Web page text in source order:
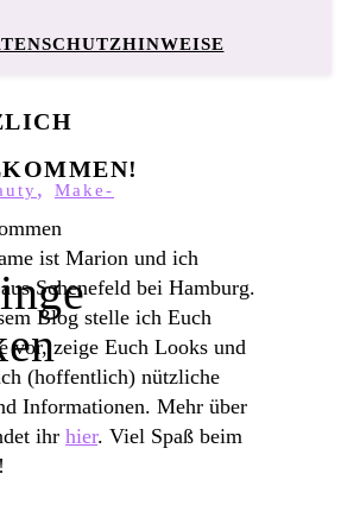
,
Make-
ist Marion und ich
Schenefeld bei Hamburg.
Blog stelle ich Euch
vor, zeige Euch Looks und
(hoffentlich) nützliche
Informationen. Mehr über
ihr hier. Viel Spaß beim